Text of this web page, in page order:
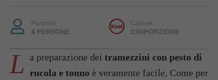
Porzioni:
4 PERSONE
Calorie:
230/PORZIONE
L a preparazione dei tramezzini con pesto di
rucola e tonno è veramente facile. Come per